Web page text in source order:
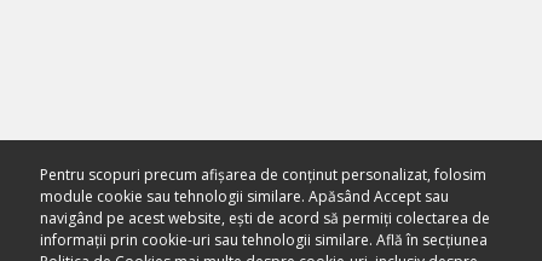
Pentru scopuri precum afișarea de conținut personalizat, folosim
module cookie sau tehnologii similare. Apăsând Accept sau
navigând pe acest website, ești de acord să permiți colectarea de
informații prin cookie-uri sau tehnologii similare. Află în secțiunea